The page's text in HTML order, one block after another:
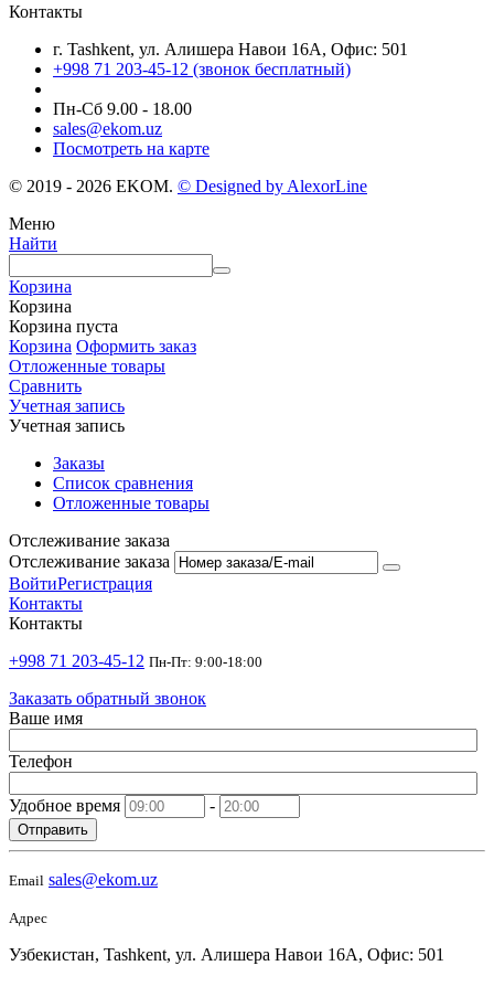
Контакты
г. Tashkent, ул. Алишера Навои 16А, Офис: 501
+998 71 203-45-12 (звонок бесплатный)
Пн-Cб 9.00 - 18.00
sales@ekom.uz
Посмотреть на карте
© 2019 - 2026 EKOM. © Designed by AlexorLine
Меню
Найти
Корзина
Корзина
Корзина пуста
Корзина Оформить заказ
Отложенные товары
Сравнить
Учетная запись
Учетная запись
Заказы
Список сравнения
Отложенные товары
Отслеживание заказа
Отслеживание заказа
ВойтиРегистрация
Контакты
Контакты
+998 71 203-45-12 Пн-Пт: 9:00-18:00
Заказать обратный звонок
Ваше имя
Телефон
Удобное время -
Отправить
Email sales@ekom.uz
Адрес
Узбекистан, Tashkent, ул. Алишера Навои 16А, Офис: 501